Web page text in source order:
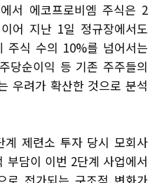
서 에코프로비엠 주식은 2
어 지난 1일 정규장에서도
주식 수의 10%를 넘어서는
당순이익 등 기존 주주들의
우려가 확산한 것으로 분석
계 제련소 투자 당시 모회사
부담이 이번 2단계 사업에서